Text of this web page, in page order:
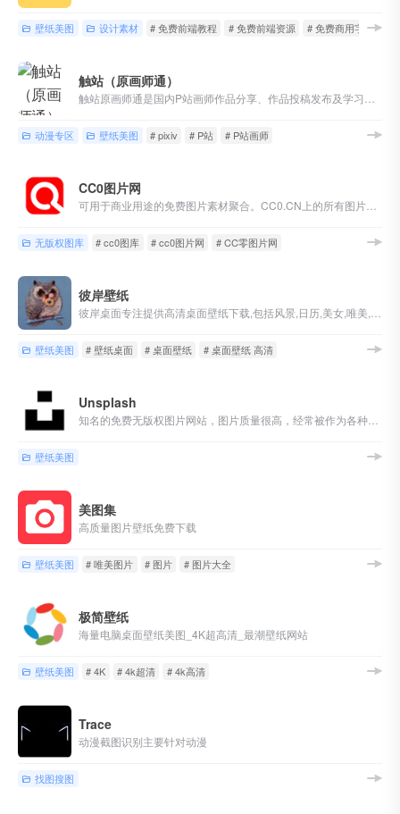
壁纸美图 设计素材 # 免费前端教程 # 免费前端资源 # 免费商用字体
触站（原画师通）
动漫专区 壁纸美图 # pixiv # P站 # P站画师
CC0图片网
无版权图库 # cc0图库 # cc0图片网 # CC零图片网
彼岸壁纸
壁纸美图 # 壁纸桌面 # 桌面壁纸 # 桌面壁纸 高清
Unsplash
壁纸美图
美图集
高质量图片壁纸免费下载
壁纸美图 # 唯美图片 # 图片 # 图片大全
极简壁纸
海量电脑桌面壁纸美图_4K超高清_最潮壁纸网站
壁纸美图 # 4K # 4k超清 # 4k高清
Trace
动漫截图识别主要针对动漫
找图搜图